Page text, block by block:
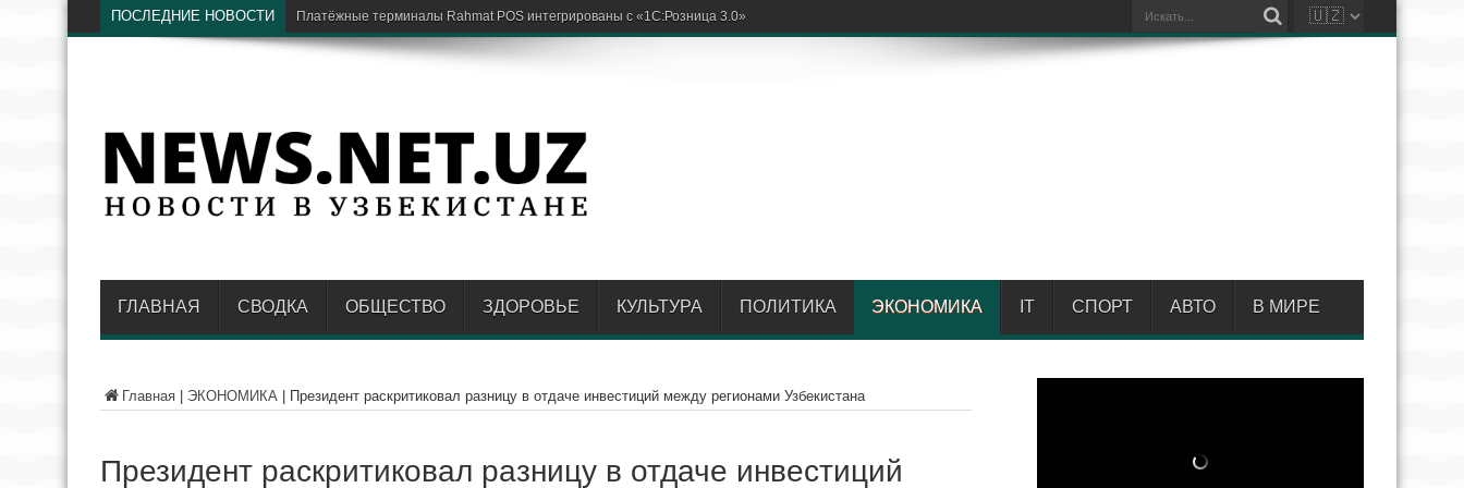
ПОСЛЕДНИЕ НОВОСТИ В Национальном парк
ГЛАВНАЯ СВОДКА ОБЩЕСТВО ЗДОРОВЬЕ КУЛЬТУРА ПОЛИТИКА ЭКОНОМИКА IT СПОРТ АВТО В МИРЕ
Главная ЭКОНОМИКА Президент раскритиковал разницу в отдаче инвестиций между регионами Узбекистана
Президент раскритиковал разницу в отдаче инвестиций